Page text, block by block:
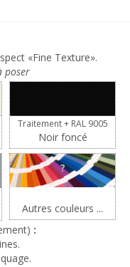
«Fine Texture».
poser
Traitement + RAL 9005
Noir foncé
?
Autres couleurs ...
: